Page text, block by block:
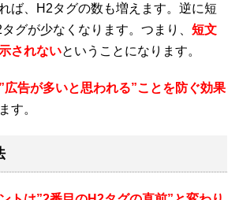
ば、H2タグの数も増えます。逆に短
グが少なくなります。つまり、 短文
されないということになります。
”広告が多いと思われる”ことを防ぐ効果
す。